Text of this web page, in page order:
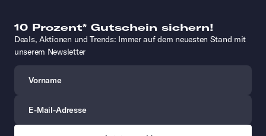
10 Prozent* Gutschein sichern!
Deals, Aktionen und Trends: Immer auf dem neuesten Stand mit
unserem Newsletter